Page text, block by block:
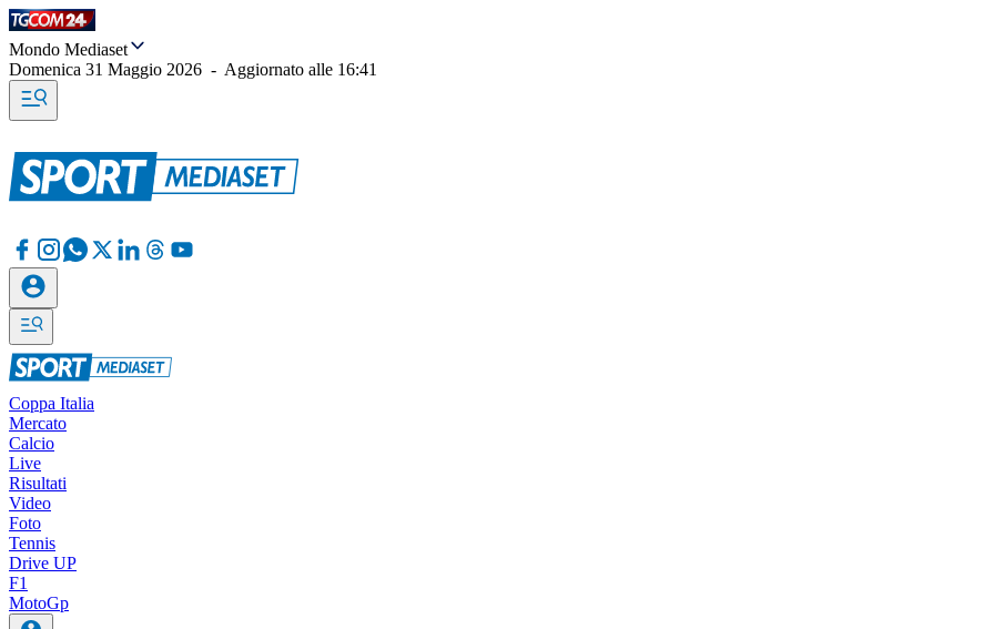
Mondo Mediaset
Domenica 31 Maggio 2026 - Aggiornato alle 16:41
Coppa Italia
Mercato
Calcio
Live
Risultati
Video
Foto
Tennis
Drive UP
F1
MotoGp